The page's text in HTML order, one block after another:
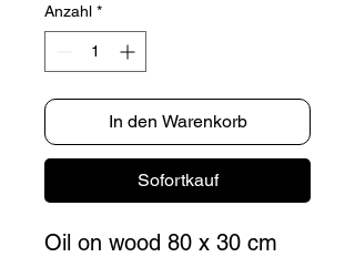
Anzahl *
In den Warenkorb
Sofortkauf
Oil on wood 80 x 30 cm